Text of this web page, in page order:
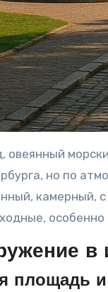
овеянный
но по
камерный,
в
площадь